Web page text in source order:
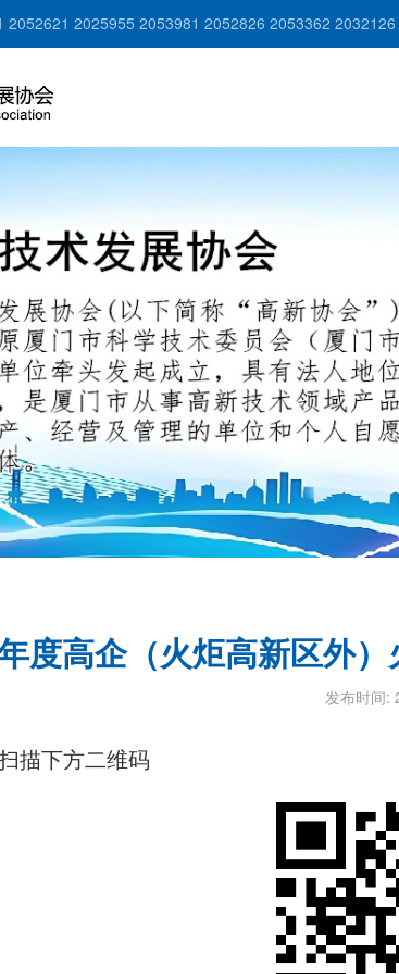
2052621 2025955 2053981 2052826 2053362
度高企（火炬高新区外
发布时间:
描下方二维码